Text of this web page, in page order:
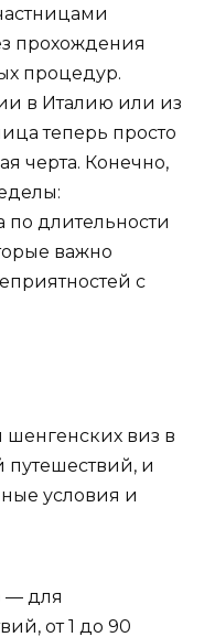
прохождения
процедур.
в Италию или из
теперь просто
черта. Конечно,
по длительности
важно
с
виз в
путешествий, и
условия и
— для
от 1 до 90